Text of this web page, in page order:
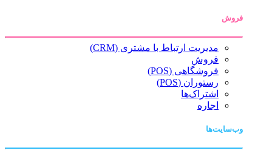
فروش
مدیریت ارتباط با مشتری (CRM)
فروش
فروشگاهی (POS)
رستوران (POS)
اشتراک‌ها
اجاره
وب‌سایت‌ها